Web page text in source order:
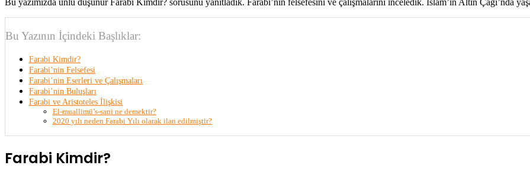
Bu yazımızda ünlü düşünür Farabi Kimdir? sorusunu yanıtladık. Farabi’nin felsefesini ve çalışmalarını inceledik. İslam’ın Altın Çağı’nda
Bu Yazının İçindeki Başlıklar:
Farabi Kimdir?
Farabi’nin Felsefesi
Farabi’nin Eserleri ve Çalışmaları
Farabi’nin Buluşları
Farabi ve Aristoteles İlişkisi
El-muallimü’s-sani ne demektir?
2020 yılı neden Farabi Yılı olarak ilan edilmiştir?
Farabi Kimdir?